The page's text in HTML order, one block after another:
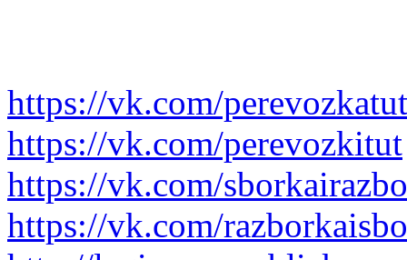
https://vk.com/perevozkatut
https://vk.com/perevozkitut
https://vk.com/
https://vk.com/